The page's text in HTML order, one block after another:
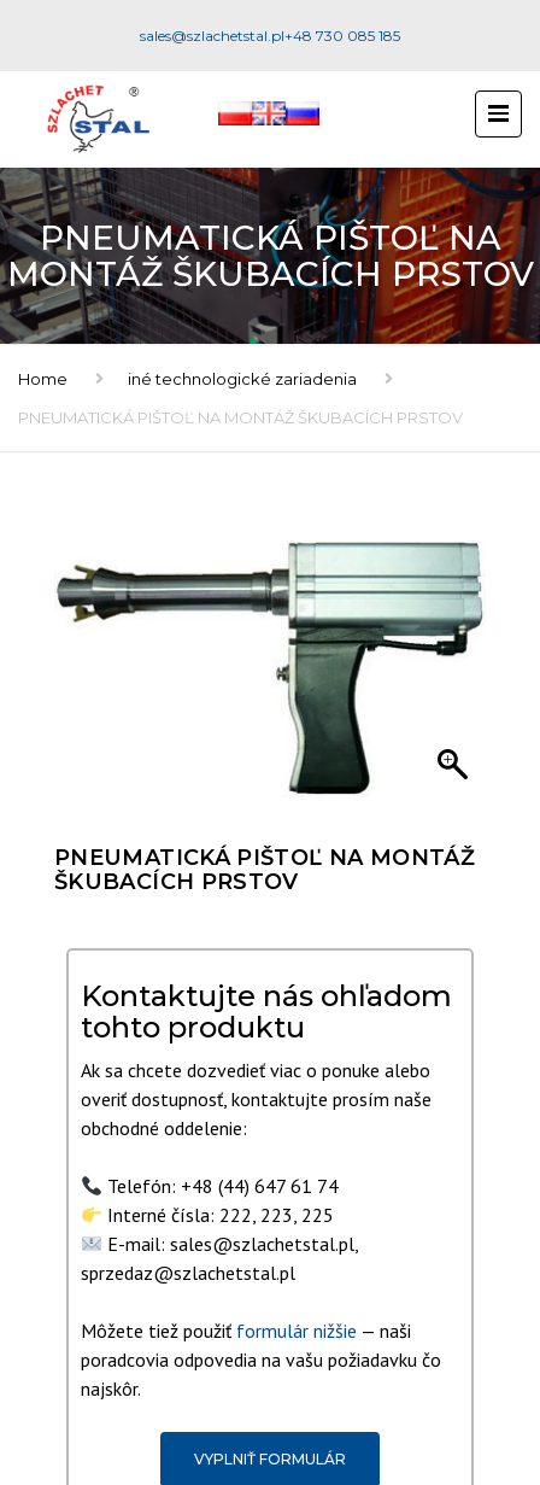
sales@szlachetstal.pl+48 730 085 185
PNEUMATICKÁ PIŠTOĽ NA
MONTÁŽ ŠKUBACÍCH PRSTOV
Home
iné technologické zariadenia
PNEUMATICKÁ PIŠTOĽ NA MONTÁŽ ŠKUBACÍCH PRSTOV
PNEUMATICKÁ PIŠTOĽ NA MONTÁŽ
ŠKUBACÍCH PRSTOV
Kontaktujte nás ohľadom
tohto produktu
Ak sa chcete dozvedieť viac o ponuke alebo
overiť dostupnosť, kontaktujte prosím naše
obchodné oddelenie:
Telefón: +48 (44) 647 61 74
Interné čísla: 222, 223, 225
E-mail: sales@szlachetstal.pl,
sprzedaz@szlachetstal.pl
Môžete tiež použiť formulár nižšie — naši
poradcovia odpovedia na vašu požiadavku čo
najskôr.
VYPLNIŤ FORMULÁR